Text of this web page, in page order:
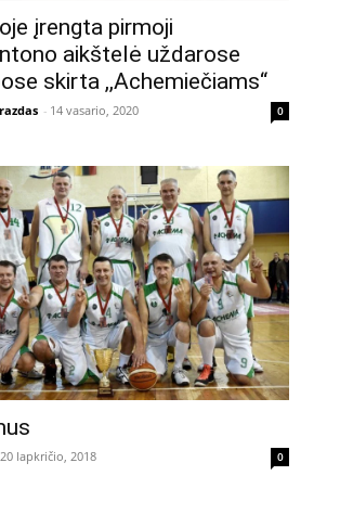
įrengta pirmoji
aikštelė uždarose
skirta ,,Achemiečiams“
- 14 vasario, 2020 0
20 lapkričio, 2018 0